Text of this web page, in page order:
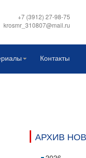
+7 (3912) 27-98-75
krosmr_310807@mail.ru
Контакты
АРХИВ